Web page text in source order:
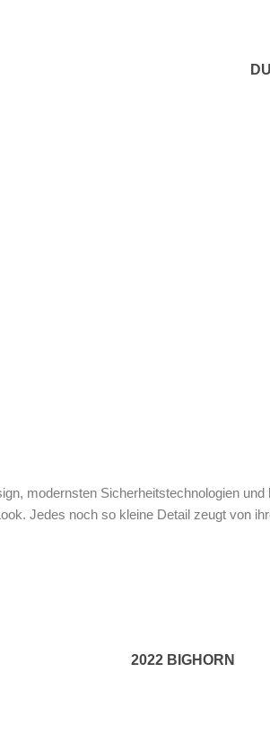
modernsten Sicherheitstechnologien
Jedes noch so kleine Detail zeugt von
2022 BIGHORN